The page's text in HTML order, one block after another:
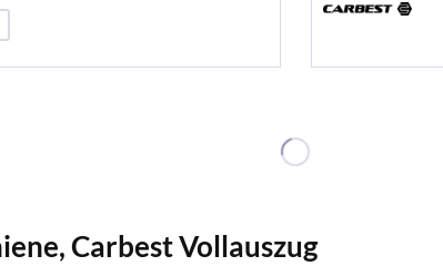
Carbest Vollauszug